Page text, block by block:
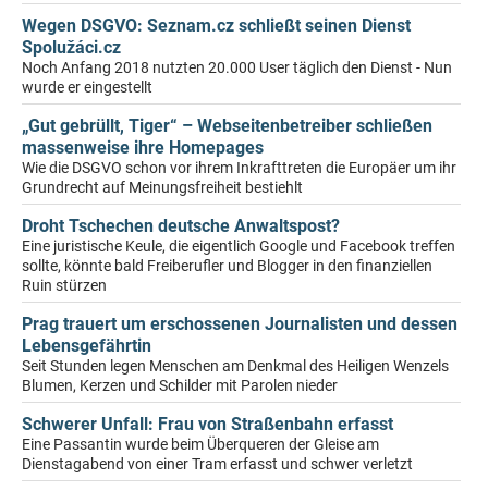
Wegen DSGVO: Seznam.cz schließt seinen Dienst
Spolužáci.cz
Noch Anfang 2018 nutzten 20.000 User täglich den Dienst - Nun
wurde er eingestellt
„Gut gebrüllt, Tiger“ – Webseitenbetreiber schließen
massenweise ihre Homepages
Wie die DSGVO schon vor ihrem Inkrafttreten die Europäer um ihr
Grundrecht auf Meinungsfreiheit bestiehlt
Droht Tschechen deutsche Anwaltspost?
Eine juristische Keule, die eigentlich Google und Facebook treffen
sollte, könnte bald Freiberufler und Blogger in den finanziellen
Ruin stürzen
Prag trauert um erschossenen Journalisten und dessen
Lebensgefährtin
Seit Stunden legen Menschen am Denkmal des Heiligen Wenzels
Blumen, Kerzen und Schilder mit Parolen nieder
Schwerer Unfall: Frau von Straßenbahn erfasst
Eine Passantin wurde beim Überqueren der Gleise am
Dienstagabend von einer Tram erfasst und schwer verletzt